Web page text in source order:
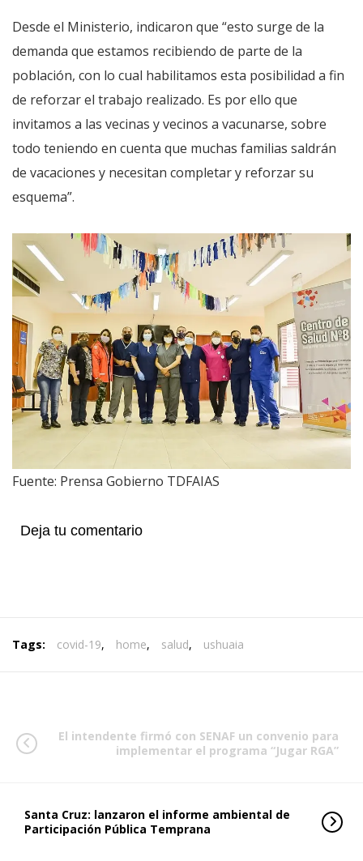
Desde el Ministerio, indicaron que “esto surge de la
demanda que estamos recibiendo de parte de la
población, con lo cual habilitamos esta posibilidad a fin
de reforzar el trabajo realizado. Es por ello que
invitamos a las vecinas y vecinos a vacunarse, sobre
todo teniendo en cuenta que muchas familias saldrán
de vacaciones y necesitan completar y reforzar su
esquema”.
Fuente: Prensa Gobierno TDFAIAS
Deja tu comentario
Tags: covid-19, home, salud, ushuaia
El intendente firmó con SENAF un convenio para
implementar el programa “Jugar RGA”
Santa Cruz: lanzaron el informe ambiental de
Participación Pública Temprana